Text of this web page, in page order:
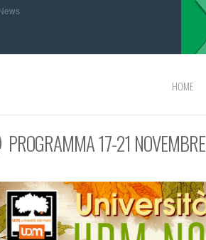
HOME
PROGRAMMA 17-21 NOVEMBRE